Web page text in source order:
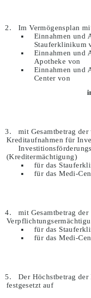
Im Vermögensplan
Einnahmen und
Stauferklinikum
Einnahmen und
Apotheke von
Einnahmen und
Center von
mit Gesamtbetrag
Kreditaufnahmen für
Investitionsfö
(Kreditermächtigung)
für das
für das Medi-
mit Gesamtbetrag der
Verpflichtungsermä
für das
für das Medi-
Der Höchstbetrag
festgesetzt auf